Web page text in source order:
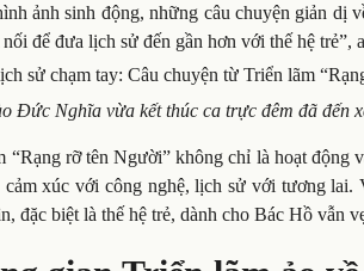
ảnh sinh động, những câu chuyện giản dị
để đưa lịch sử đến gần hơn với thế hệ trẻ”,
Đức Nghĩa vừa kết thúc ca trực đêm đã đến
“Rạng rỡ tên Người” không chỉ là hoạt
cảm xúc với công nghệ, lịch sử với tương lai.
đặc biệt là thế hệ trẻ, dành cho Bác Hồ vẫn